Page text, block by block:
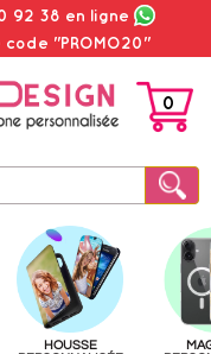
92 38 en ligne
"PROMO20"
PANIER
0
HOUSSE